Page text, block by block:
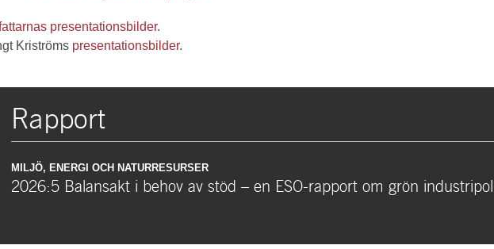
presentationsbilder.
Kriströms presentationsbilder.
Rapport
MILJÖ, ENERGI OCH NATURRESURSER
2026:5 Balansakt i behov av stöd – en ESO-rapport om grön